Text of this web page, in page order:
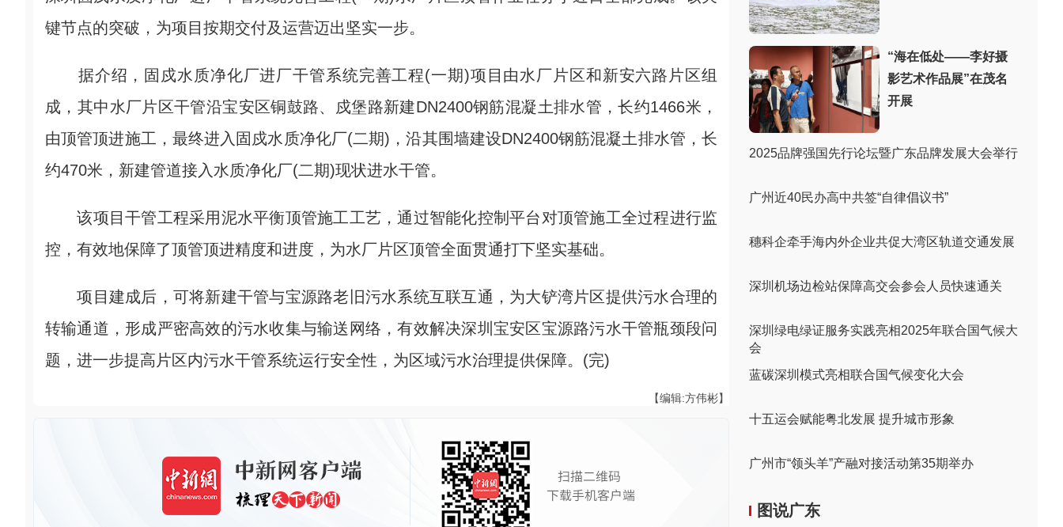
键节点的突破，为项目按期交付及运营迈出坚实一步。
据介绍，固戍水质净化厂进厂干管系统完善工程(一期)项目由水厂片区和新安六路片区组
成，其中水厂片区干管沿宝安区铜鼓路、戍堡路新建DN2400钢筋混凝土排水管，长约1466米，
由顶管顶进施工，最终进入固戍水质净化厂(二期)，沿其围墙建设DN2400钢筋混凝土排水管，长
约470米，新建管道接入水质净化厂(二期)现状进水干管。
该项目干管工程采用泥水平衡顶管施工工艺，通过智能化控制平台对顶管施工全过程进行监
控，有效地保障了顶管顶进精度和进度，为水厂片区顶管全面贯通打下坚实基础。
项目建成后，可将新建干管与宝源路老旧污水系统互联互通，为大铲湾片区提供污水合理的
转输通道，形成严密高效的污水收集与输送网络，有效解决深圳宝安区宝源路污水干管瓶颈段问
题，进一步提高片区内污水干管系统运行安全性，为区域污水治理提供保障。(完)
【编辑:方伟彬】
“海在低处——李好摄
影艺术作品展”在茂名
开展
2025品牌强国先行论坛暨广东品牌发展大会举行
广州近40民办高中共签“自律倡议书”
穗科企牵手海内外企业共促大湾区轨道交通发展
深圳机场边检站保障高交会参会人员快速通关
深圳绿电绿证服务实践亮相2025年联合国气候大
会
蓝碳深圳模式亮相联合国气候变化大会
十五运会赋能粤北发展 提升城市形象
广州市“领头羊”产融对接活动第35期举办
图说广东